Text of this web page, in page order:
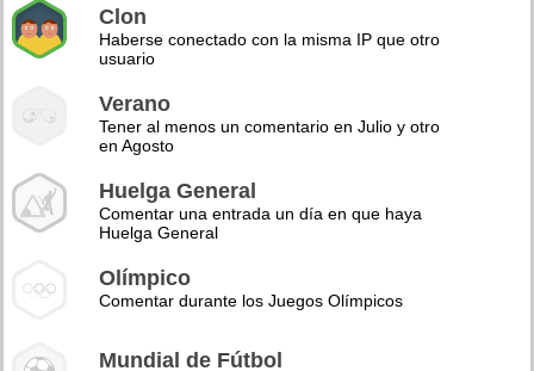
Clon
Haberse conectado con la misma IP que otro
usuario
Verano
Tener al menos un comentario en Julio y otro
en Agosto
Huelga General
Comentar una entrada un día en que haya
Huelga General
Olímpico
Comentar durante los Juegos Olímpicos
Mundial de Fútbol